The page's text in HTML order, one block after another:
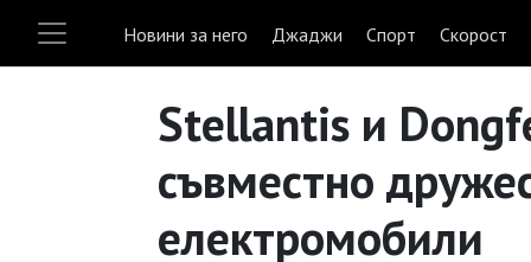
Новини за него Джаджи Спорт Скорост
Stellantis и
съвместно
електромобили